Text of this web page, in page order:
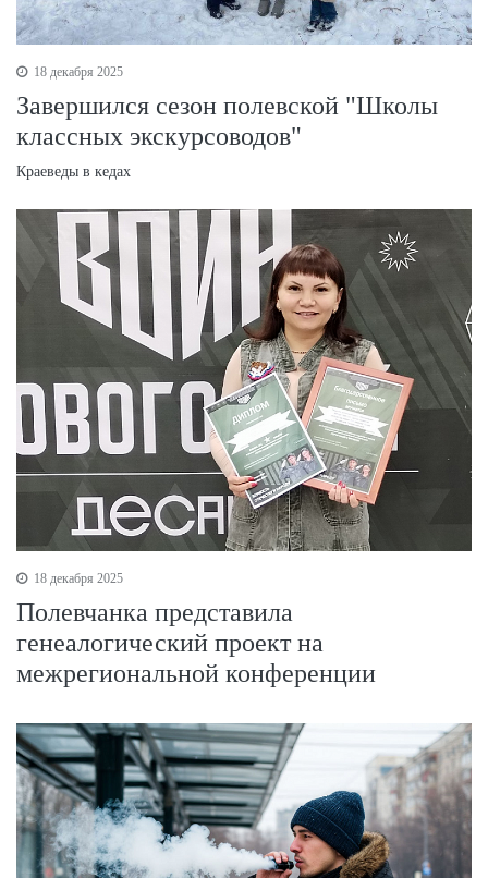
18 декабря 2025
Завершился сезон полевской "Школы
классных экскурсоводов"
Краеведы в кедах
18 декабря 2025
Полевчанка представила
генеалогический проект на
межрегиональной конференции